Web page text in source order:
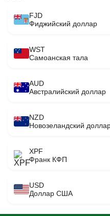
FJD
Фиджийский доллар
WST
Самоанская тала
AUD
Австралийский доллар
NZD
Новозеландский
XPF
Франк КФП
USD
Доллар США